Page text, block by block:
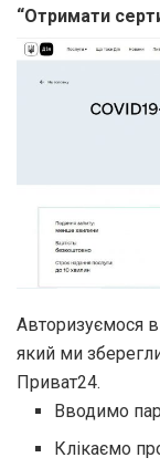
“Отримати
Авторизуємося
який ми
Приват24.
Вводимо
Клікаємо